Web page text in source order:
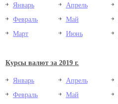
Январь
Февраль
Март
Апрель
Май
Июнь
Курсы валют за 2019 г.
Январь
Февраль
Апрель
Май